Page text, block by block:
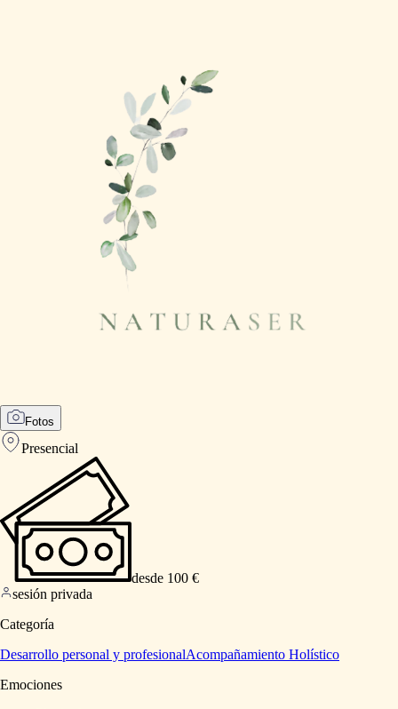
Fotos
Presencial
desde 100 €
sesión privada
Categoría
Desarrollo personal y profesionalAcompañamiento Holístico
Emociones